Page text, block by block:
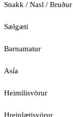
Snakk / Nasl / Bruður
Sælgæti
Barnamatur
Asía
Heimilisvörur
Hreinlætisvörur